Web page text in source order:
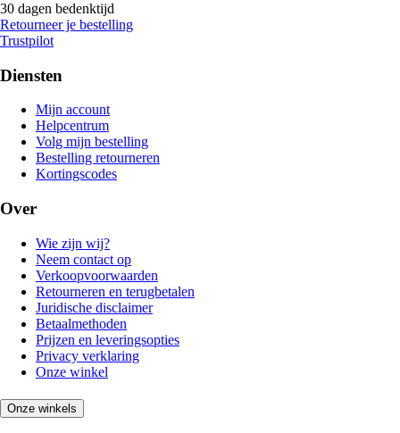
30 dagen bedenktijd
Retourneer je bestelling
Trustpilot
Diensten
Mijn account
Helpcentrum
Volg mijn bestelling
Bestelling retourneren
Kortingscodes
Over
Wie zijn wij?
Neem contact op
Verkoopvoorwaarden
Retourneren en terugbetalen
Juridische disclaimer
Betaalmethoden
Prijzen en leveringsopties
Privacy verklaring
Onze winkel
Onze winkels